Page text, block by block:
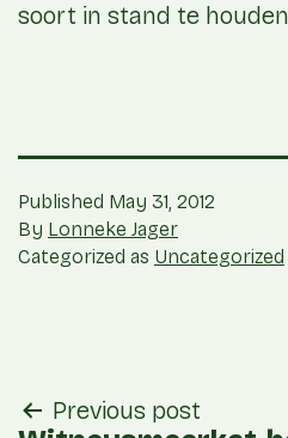
soort in stand te
Published May 31, 2012
By Lonneke Jager
Categorized as Uncategorized
post
Previous post